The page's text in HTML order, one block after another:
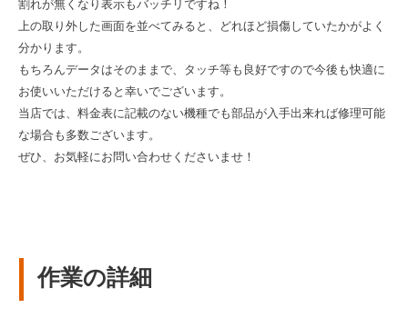
割れが無くなり表示もバッチリですね！
上の取り外した画面を並べてみると、どれほど損傷していたかがよく
分かります。
もちろんデータはそのままで、タッチ等も良好ですので今後も快適に
お使いいただけると幸いでございます。
当店では、料金表に記載のない機種でも部品が入手出来れば修理可能
な場合も多数ございます。
ぜひ、お気軽にお問い合わせくださいませ！
作業の詳細